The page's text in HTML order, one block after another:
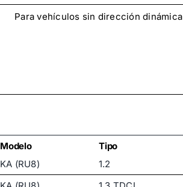
Para vehículos sin dirección dinámica
Modelo Tipo
KA (RU8) 1.2